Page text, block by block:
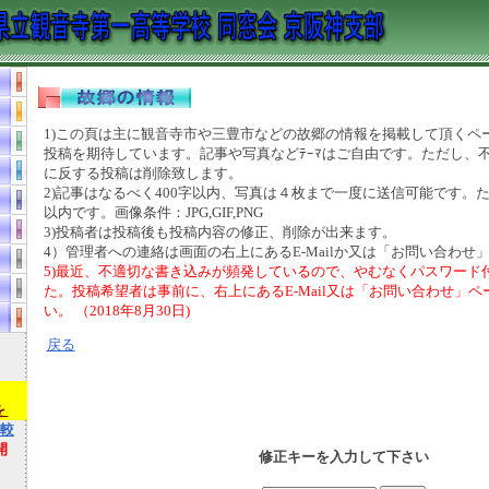
1)この頁は主に観音寺市や三豊市などの故郷の情報を掲載して頂くペ
投稿を期待しています。記事や写真などﾃｰﾏはご自由です。ただし、
に反する投稿は削除致します。
2)記事はなるべく400字以内、写真は４枚まで一度に送信可能です。
以内です。画像条件：JPG,GIF,PNG
3)投稿者は投稿後も投稿内容の修正、削除が出来ます。
4）管理者への連絡は画面の右上にあるE-Mailか又は「お問い合わせ
5)最近、不適切な書き込みが頻発しているので、やむなくパスワード
た。投稿希望者は事前に、右上にあるE-Mail又は「お問い合わせ」ペ
い。 （2018年8月30日)
戻る
修正キーを入力して下さい